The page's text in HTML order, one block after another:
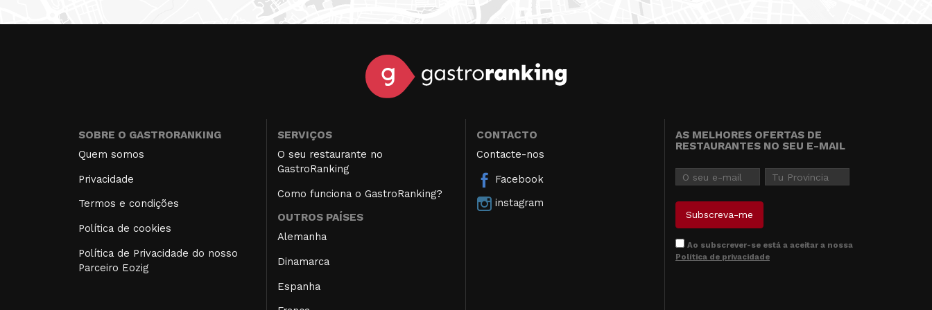
SOBRE O GASTRORANKING
Quem somos
Privacidade
Termos e condições
Política de cookies
Política de Privacidade do nosso
Parceiro Eozig
SERVIÇOS
O seu restaurante no
GastroRanking
Como funciona o GastroRanking?
OUTROS PAÍSES
Alemanha
Dinamarca
Espanha
CONTACTO
Contacte-nos
Facebook
instagram
AS MELHORES OFERTAS DE
RESTAURANTES NO SEU E-MAIL
Ao subscrever-se está a aceitar a nossa
Política de privacidade